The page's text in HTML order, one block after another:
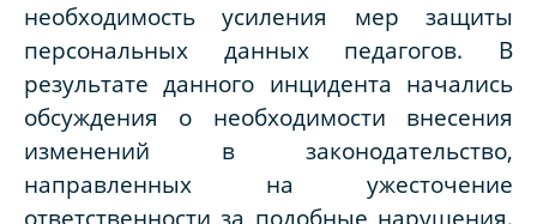
необходимость усиления мер защиты
персональных данных педагогов. В
результате данного инцидента начались
обсуждения о необходимости внесения
изменений в законодательство,
направленных на ужесточение
ответственности за подобные нарушения.